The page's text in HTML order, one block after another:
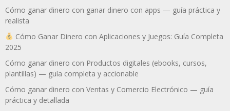
Cómo ganar dinero con ganar dinero con apps — guía práctica y
realista
Cómo Ganar Dinero con Aplicaciones y Juegos: Guía Completa
2025
Cómo ganar dinero con Productos digitales (ebooks, cursos,
plantillas) — guía completa y accionable
Cómo ganar dinero con Ventas y Comercio Electrónico — guía
práctica y detallada